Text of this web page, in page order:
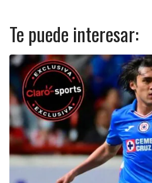
Te puede interesar: